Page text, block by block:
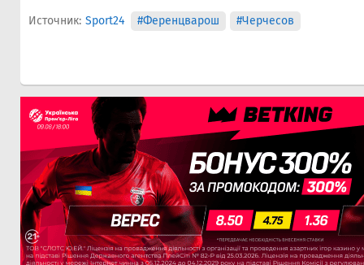
Источник: Sport24 #Ференцварош #Черчесов